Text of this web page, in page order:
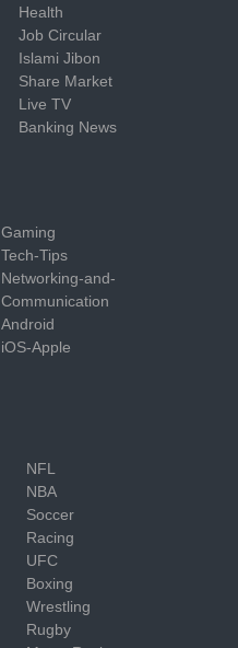
Health
Job Circular
Islami Jibon
Share Market
Live TV
Banking News
Gaming
Tech-Tips
Networking-and-
Communication
Android
iOS-Apple
NFL
NBA
Soccer
Racing
UFC
Boxing
Wrestling
Rugby